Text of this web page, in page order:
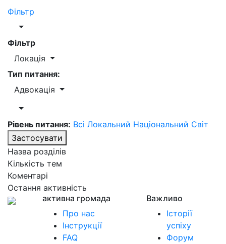
Фільтр
Фільтр
Локація
Тип питання:
Адвокація
Рівень питання: Всі Локальний Національний Світ
Застосувати
Назва розділів
Кількість тем
Коментарі
Остання активність
активна громада
Про нас
Інструкції
FAQ
Важливо
Історії
успіху
Форум